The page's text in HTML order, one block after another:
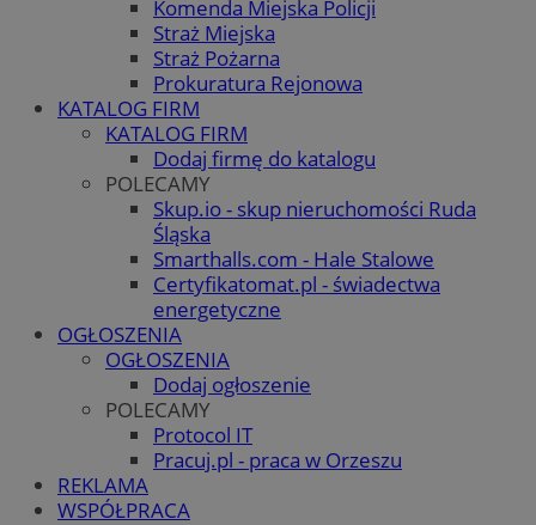
Komenda Miejska Policji
Straż Miejska
Straż Pożarna
Prokuratura Rejonowa
KATALOG FIRM
KATALOG FIRM
Dodaj firmę do katalogu
POLECAMY
Skup.io - skup nieruchomości Ruda
Śląska
Smarthalls.com - Hale Stalowe
Certyfikatomat.pl - świadectwa
energetyczne
OGŁOSZENIA
OGŁOSZENIA
Dodaj ogłoszenie
POLECAMY
Protocol IT
Pracuj.pl - praca w Orzeszu
REKLAMA
WSPÓŁPRACA